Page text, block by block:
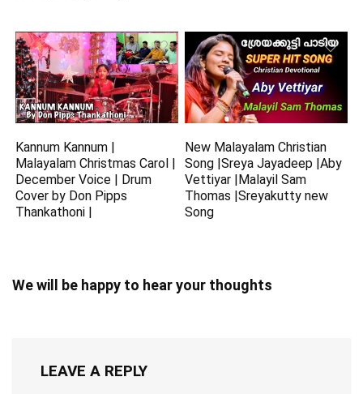
Kannum Kannum |
Malayalam Christmas Carol |
December Voice | Drum
Cover by Don Pipps
Thankathoni |
New Malayalam Christian
Song |Sreya Jayadeep |Aby
Vettiyar |Malayil Sam
Thomas |Sreyakutty new
Song
We will be happy to hear your thoughts
LEAVE A REPLY